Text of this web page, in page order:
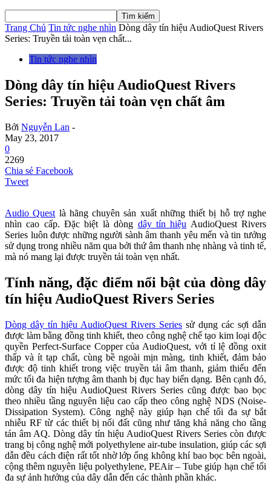
Trang Chủ Tin tức nghe nhìn Dòng dây tín hiệu AudioQuest Rivers
Series: Truyền tải toàn vẹn chất...
Tin tức nghe nhìn
Dòng dây tín hiệu AudioQuest Rivers
Series: Truyền tải toàn vẹn chất âm
Bởi Nguyễn Lan -
May 23, 2017
0
2269
Chia sẻ Facebook
Tweet
Audio Quest là hãng chuyên sản xuất những thiết bị hỗ trợ nghe
nhìn cao cấp. Đặc biệt là dòng dây tín hiệu AudioQuest Rivers
Series luôn được những người sành âm thanh yêu mến và tin tưởng
sử dụng trong nhiều năm qua bởi thứ âm thanh nhẹ nhàng và tinh tế,
mà nó mang lại được truyền tải toàn vẹn nhất.
Tính năng, đặc điểm nổi bật của dòng dây
tín hiệu AudioQuest Rivers Series
Dòng dây tín hiệu AudioQuest Rivers Series sử dụng các sợi dẫn
được làm bằng đồng tinh khiết, theo công nghệ chế tạo kim loại độc
quyền Perfect-Surface Copper của AudioQuest, với tỉ lệ đồng oxit
thấp và ít tạp chất, cùng bề ngoài mịn màng, tinh khiết, đảm bảo
được độ tinh khiết trong việc truyền tải âm thanh, giảm thiếu đến
mức tối đa hiện tượng âm thanh bị đục hay biến dạng. Bên cạnh đó,
dòng dây tín hiệu AudioQuest Rivers Series cũng được bao bọc
theo nhiều tầng nguyên liệu cao cấp theo công nghệ NDS (Noise-
Dissipation System). Công nghệ này giúp hạn chế tối đa sự bắt
nhiễu RF từ các thiết bị nối đất cũng như tăng khả năng cho tầng
tán âm AQ. Dòng dây tín hiệu AudioQuest Rivers Series còn được
trang bị công nghệ mới polyethylene air-tube insulation, giúp các sợi
dẫn đều cách điện rất tốt nhờ lớp ống không khí bao bọc bên ngoài,
cộng thêm nguyên liệu polyethylene, PEAir – Tube giúp hạn chế tối
đa sự ảnh hưởng của dây dẫn đến các thành phần khác.